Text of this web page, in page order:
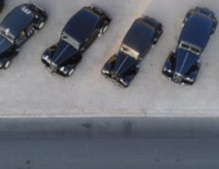
Notre local
La Boutique
Les pièces
Liens
La Revue
Les salons
La traction
La Traction des
membres
Bibliographie